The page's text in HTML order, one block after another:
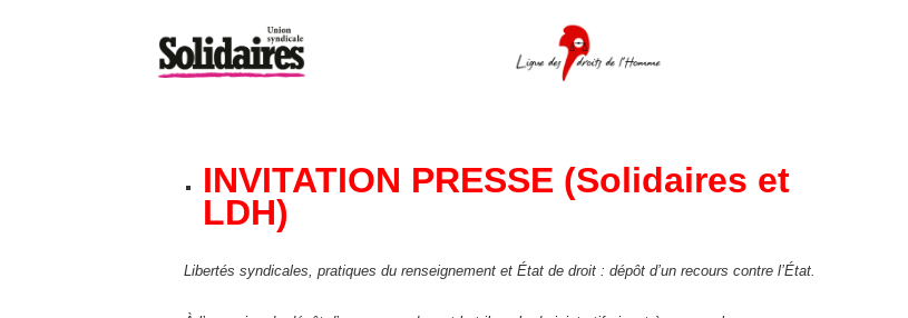
INVITATION PRESSE (Solidaires et
LDH)
Libertés syndicales, pratiques du renseignement et État de droit : dépôt d’un recours contre l’État.